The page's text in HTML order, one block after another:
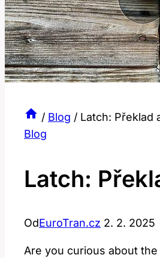
/ Blog / Latch: Překlad
Blog
Latch:
OdEuroTran.cz 2. 2. 2025
Are you curious about